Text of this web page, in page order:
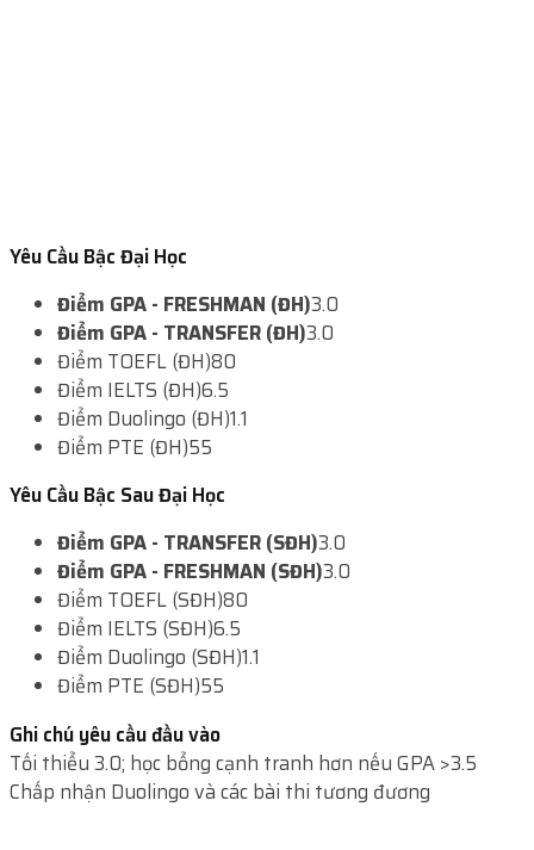
Yêu Cầu Bậc Đại Học
Điểm GPA - FRESHMAN (ĐH)3.0
Điểm GPA - TRANSFER (ĐH)3.0
Điểm TOEFL (ĐH)80
Điểm IELTS (ĐH)6.5
Điểm Duolingo (ĐH)1.1
Điểm PTE (ĐH)55
Yêu Cầu Bậc Sau Đại Học
Điểm GPA - TRANSFER (SĐH)3.0
Điểm GPA - FRESHMAN (SĐH)3.0
Điểm TOEFL (SĐH)80
Điểm IELTS (SĐH)6.5
Điểm Duolingo (SĐH)1.1
Điểm PTE (SĐH)55
Ghi chú yêu cầu đầu vào
Tối thiểu 3.0; học bổng cạnh tranh hơn nếu GPA >3.5
Chấp nhận Duolingo và các bài thi tương đương